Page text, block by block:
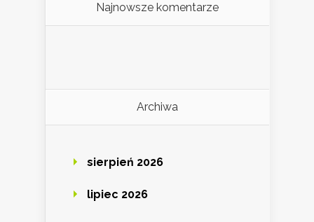
Najnowsze komentarze
Archiwa
sierpień 2026
lipiec 2026